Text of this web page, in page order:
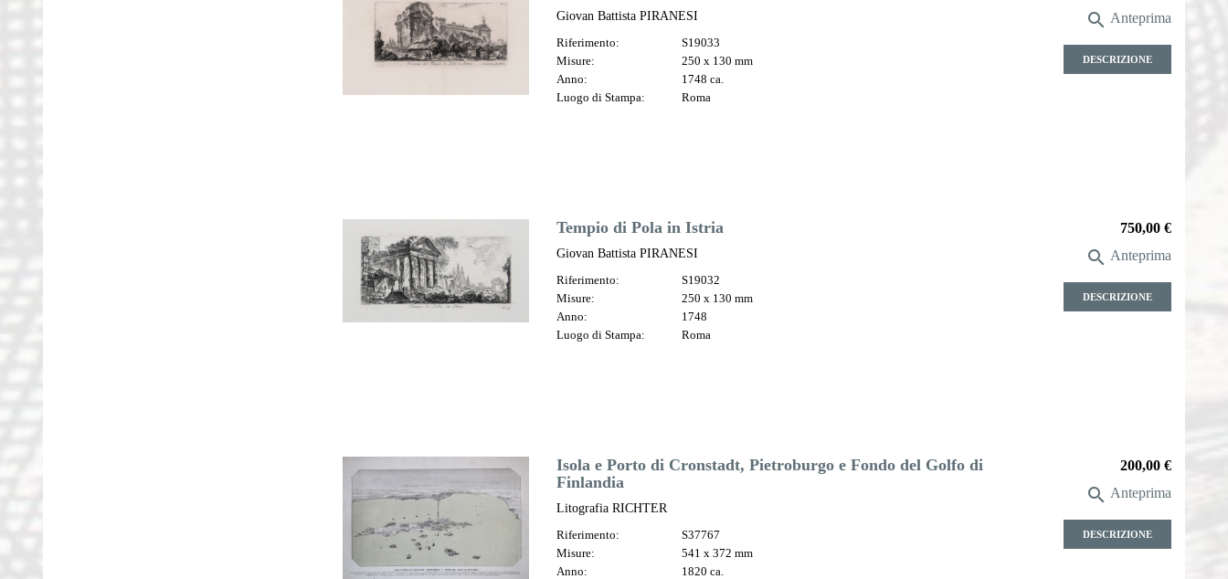
Giovan Battista PIRANESI
Riferimento:
S19033
Misure:
250 x 130 mm
Anno:
1748 ca.
Luogo di Stampa:
Roma
 Anteprima
DESCRIZIONE
Tempio di Pola in Istria
Giovan Battista PIRANESI
Riferimento:
S19032
Misure:
250 x 130 mm
Anno:
1748
Luogo di Stampa:
Roma
Prezzo
750,00 €
 Anteprima
DESCRIZIONE
Isola e Porto di Cronstadt, Pietroburgo e Fondo del Golfo di
Finlandia
Litografia RICHTER
Riferimento:
S37767
Misure:
541 x 372 mm
Anno:
1820 ca.
Prezzo
200,00 €
 Anteprima
DESCRIZIONE